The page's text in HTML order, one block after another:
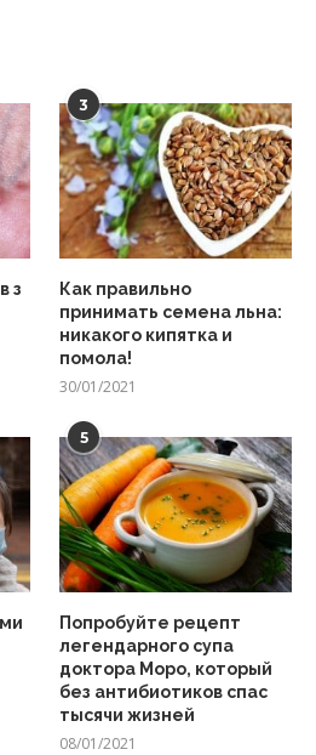
з
3
Как правильно
принимать семена льна:
никакого кипятка и
помола!
30/01/2021
5
Попробуйте рецепт
легендарного супа
доктора Моро, который
без антибиотиков спас
тысячи жизней
08/01/2021